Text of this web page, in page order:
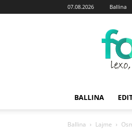
07.08.2026 Ballina
Fokusi
BALLINA
Ballina Lajme